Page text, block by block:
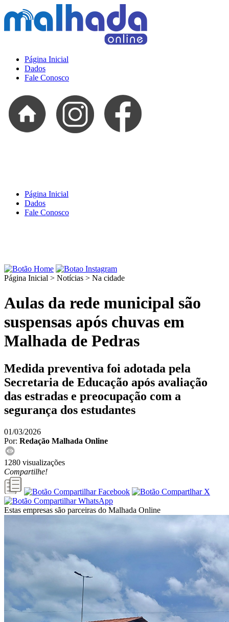
Página Inicial
Dados
Fale Conosco
Página Inicial
Dados
Fale Conosco
Página Inicial > Notícias > Na cidade
Aulas da rede municipal são
suspensas após chuvas em
Malhada de Pedras
Medida preventiva foi adotada pela
Secretaria de Educação após avaliação
das estradas e preocupação com a
segurança dos estudantes
01/03/2026
Por: Redação Malhada Online
1280 visualizações
Compartilhe!
Estas empresas são parceiras do Malhada Online